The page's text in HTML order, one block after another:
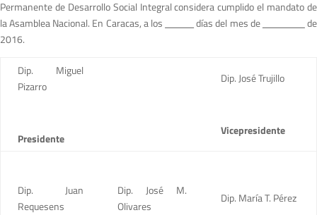
Permanente de Desarrollo Social Integral considera cumplido el mandato de
la Asamblea Nacional. En Caracas, a los
días del mes de
de
2016.
Dip. Miguel
Pizarro
Presidente
Dip. José Trujillo
Vicepresidente
Dip. Juan
Requesens
Dip. José M.
Olivares
Dip. María T. Pérez